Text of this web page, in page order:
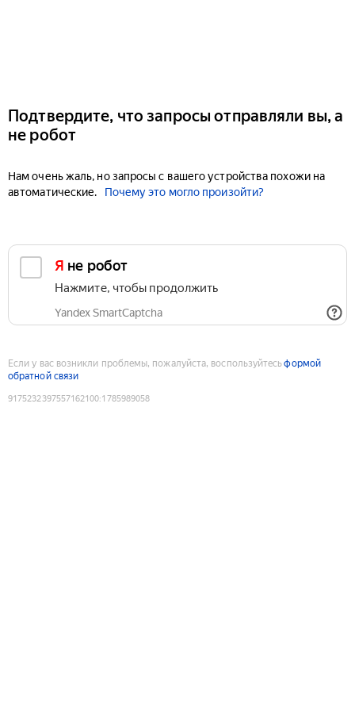
Подтвердите, что запросы отправляли вы, а
не робот
Нам очень жаль, но запросы с вашего устройства похожи на
автоматические.
Почему это могло произойти?
Я не робот
Нажмите, чтобы продолжить
Yandex SmartCaptcha
Если у вас возникли проблемы, пожалуйста, воспользуйтесьформой
обратной связи
9175232397557162100:1785989058